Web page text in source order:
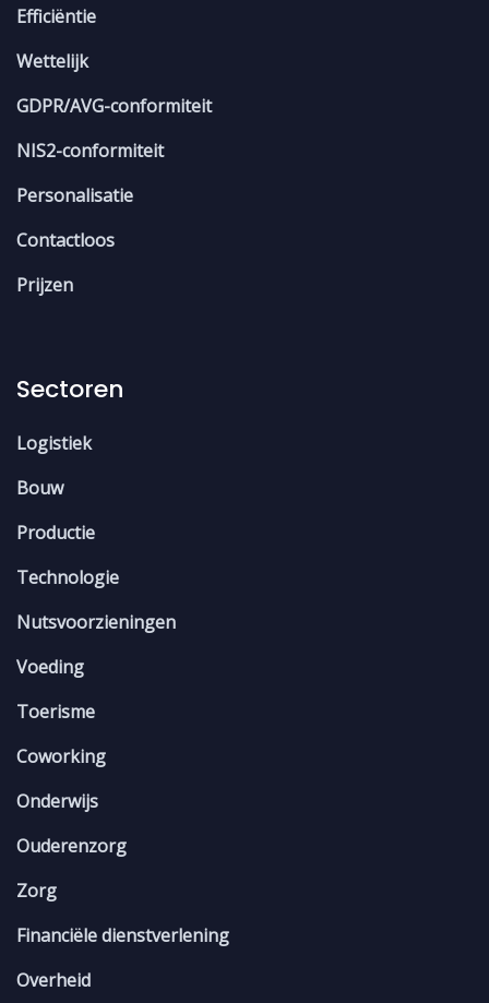
Efficiëntie
Wettelijk
GDPR/AVG-conformiteit
NIS2-conformiteit
Personalisatie
Contactloos
Prijzen
Sectoren
Logistiek
Bouw
Productie
Technologie
Nutsvoorzieningen
Voeding
Toerisme
Coworking
Onderwijs
Ouderenzorg
Zorg
Financiële dienstverlening
Overheid